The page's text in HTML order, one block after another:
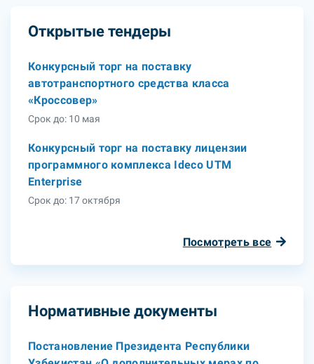
Открытые тендеры
Конкурсный торг на поставку
автотранспортного средства класса
«Кроссовер»
Срок до: 10 мая
Конкурсный торг на поставку лицензии
программного комплекса Ideco UTM
Enterprise
Срок до: 17 октября
Посмотреть все
Нормативные документы
Постановление Президента Республики